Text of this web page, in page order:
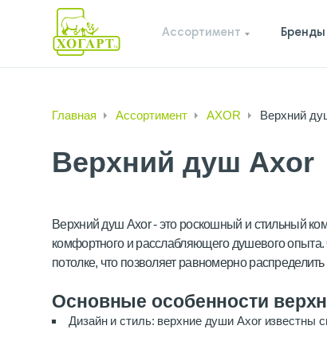
Ассортимент Бренды
Главная Ассортимент AXOR Верхний
Верхний душ Axor
Верхний душ Axor - это роскошный и стильный
комфортного и расслабляющего душевого
потолке, что позволяет равномерно
Основные особенности
Дизайн и стиль: верхние души Axor известны
интерьерными стилями. Они предлагают